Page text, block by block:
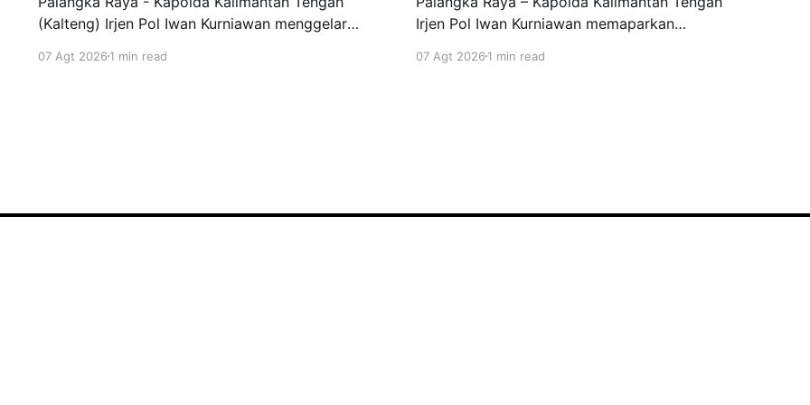
(Kalteng) Irjen Pol Iwan Kurniawan menggelar
Kepolisian tingkat IV bertempat di ruang
07 Agt 20261 min read
Irjen Pol Iwan Kurniawan memaparkan
dan lahan (karhutla) di Kalimantan Tengah
07 Agt 20261 min read